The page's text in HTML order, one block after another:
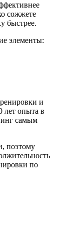
сожжете
быстрее.
элементы:
и
лет опыта в
самым
поэтому
по